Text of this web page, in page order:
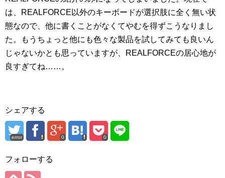
は、REALFORCE以外のキーボードが選択肢に全く無い状
態なので、他に書くことがなくてやむを得ずこうなりまし
た。もうちょっと他にも色々な製品を試してみても良いん
じゃないかとも思っていますが、REALFORCEの居心地が
良すぎてね……。
シェアする
error 0 0
フォローする